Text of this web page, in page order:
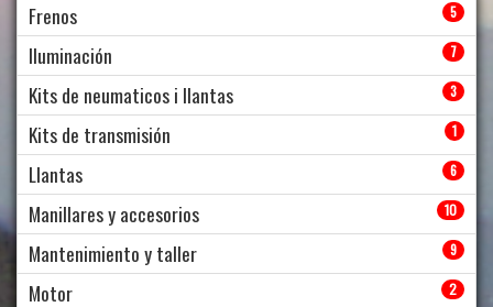
Frenos 5
Iluminación 7
Kits de neumaticos i llantas 3
Kits de transmisión 1
Llantas 6
Manillares y accesorios 10
Mantenimiento y taller 9
Motor 2